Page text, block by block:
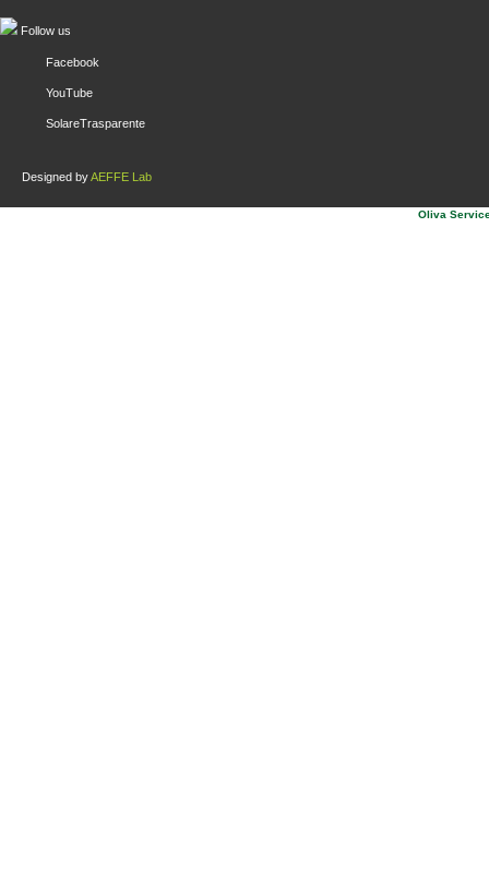
Follow us
Facebook
YouTube
SolareTrasparente
Designed byAEFFE Lab
Oliva